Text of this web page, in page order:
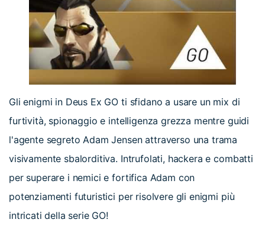
Gli enigmi in Deus Ex GO ti sfidano a usare un mix di
furtività, spionaggio e intelligenza grezza mentre guidi
l'agente segreto Adam Jensen attraverso una trama
visivamente sbalorditiva. Intrufolati, hackera e combatti
per superare i nemici e fortifica Adam con
potenziamenti futuristici per risolvere gli enigmi più
intricati della serie GO!